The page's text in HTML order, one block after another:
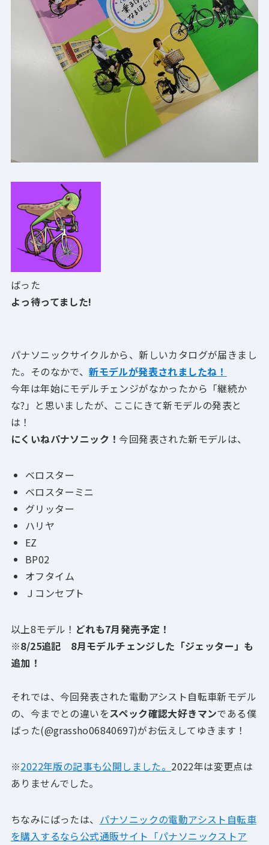
ばった
よっ待ってました!
パナソニックサイクルから、新しいカタログが届きまし
た。そのなかで、新モデルが発表されましたね！
今年は年始にモデルチェンジがなかったから「継続か
な?」と思いましたが、ここにきて新モデルの発表と
は！
にくいねパナソニック！今回発表された新モデルは、
ベロスター
ベロスターミニ
グリッター
ハリヤ
EZ
BP02
オフタイム
Ｊコンセプト
以上8モデル！ どれも7月発売予定！
※8/25追記 8月モデルチェンジした「ジェッター」も
追加！
それでは、今回発表された電動アシスト自転車新モデル
の、今までとの違いをスペック確認大好きマンである僕
ばった(@grassho06840697)がお伝えしてゆきます！
※2022年版の記事も公開しました。 2022年は変更点は
ありませんでした。
ちなみにばったは、 パナソニックの電動アシスト自転車
を購入するなら公式通販サイト「パナソニックストア